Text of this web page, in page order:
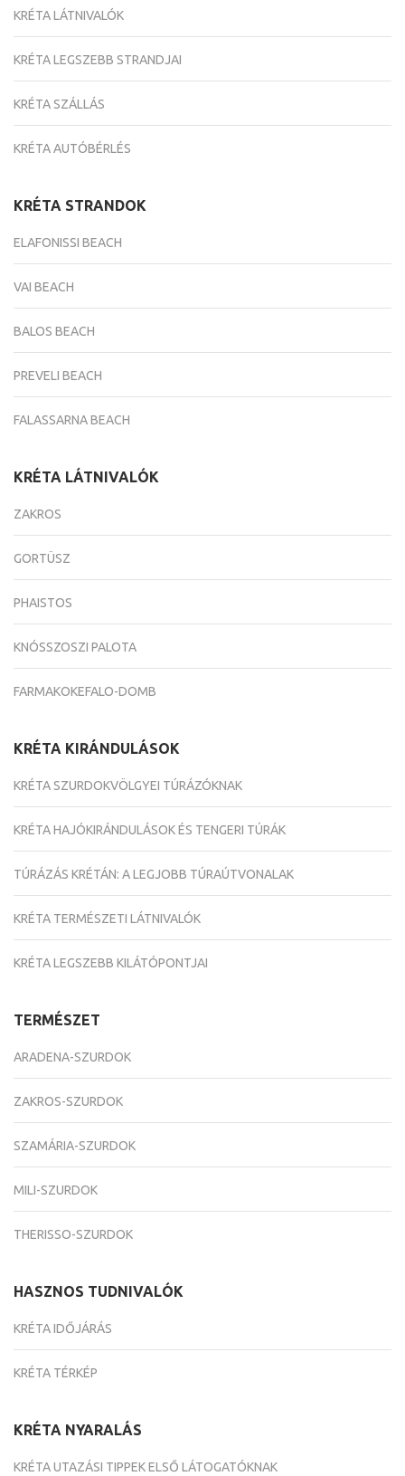
KRÉTA LÁTNIVALÓK
KRÉTA LEGSZEBB STRANDJAI
KRÉTA SZÁLLÁS
KRÉTA AUTÓBÉRLÉS
KRÉTA STRANDOK
ELAFONISSI BEACH
VAI BEACH
BALOS BEACH
PREVELI BEACH
FALASSARNA BEACH
KRÉTA LÁTNIVALÓK
ZAKROS
GORTÜSZ
PHAISTOS
KNÓSSZOSZI PALOTA
FARMAKOKEFALO-DOMB
KRÉTA KIRÁNDULÁSOK
KRÉTA SZURDOKVÖLGYEI TÚRÁZÓKNAK
KRÉTA HAJÓKIRÁNDULÁSOK ÉS TENGERI TÚRÁK
TÚRÁZÁS KRÉTÁN: A LEGJOBB TÚRAÚTVONALAK
KRÉTA TERMÉSZETI LÁTNIVALÓK
KRÉTA LEGSZEBB KILÁTÓPONTJAI
TERMÉSZET
ARADENA-SZURDOK
ZAKROS-SZURDOK
SZAMÁRIA-SZURDOK
MILI-SZURDOK
THERISSO-SZURDOK
HASZNOS TUDNIVALÓK
KRÉTA IDŐJÁRÁS
KRÉTA TÉRKÉP
KRÉTA NYARALÁS
KRÉTA UTAZÁSI TIPPEK ELSŐ LÁTOGATÓKNAK